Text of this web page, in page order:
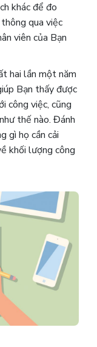
khác để đo
qua việc
viên của Bạn
hai lần một năm
Bạn thấy được
công việc, cũng
thế nào. Đánh
gì họ cần cải
khối lượng công